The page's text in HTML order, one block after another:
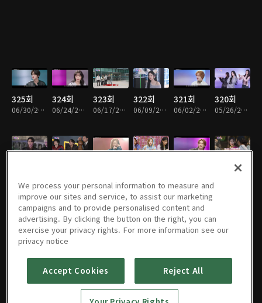
325회
06/30/2026 • 1시간 1분
324회
06/24/2026 • 59분
323회
06/17/2026 • 1시간
322회
06/09/2026 • 1시간
321회
06/02/2026 • 1시간 2분
320회
05/26/2026 • 1시간 1분
314회
313회
04/07/2026 • 1시간 1분
312회 311회 310회 309회 308회
We process your personal information to measure and
improve our sites and service, to assist our marketing
campaigns and to provide personalised content and
advertising. By clicking the button on the right, you can
exercise your privacy rights. For more information see our
privacy notice
Accept Cookies Reject All